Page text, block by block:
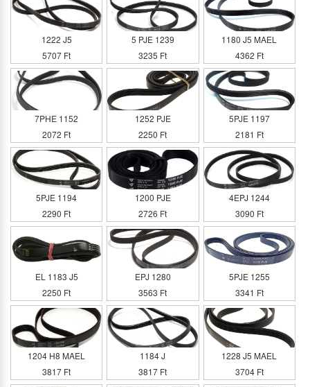
1222 J5
5707 Ft
5 PJE 1239
3235 Ft
1180 J5 MAEL
4362 Ft
7PHE 1152
2072 Ft
1252 PJE
2250 Ft
5PJE 1197
2181 Ft
5PJE 1194
2290 Ft
1200 PJE
2726 Ft
4EPJ 1244
3090 Ft
EL 1183 J5
2250 Ft
EPJ 1280
3563 Ft
5PJE 1255
3341 Ft
1204 H8 MAEL
3817 Ft
1184 J
3817 Ft
1228 J5 MAEL
3704 Ft